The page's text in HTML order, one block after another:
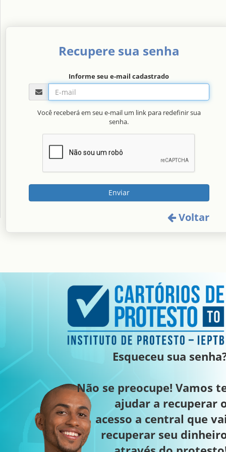
Esqueceu sua
Não se preocupe! Vamos
ajudar a recuperar
acesso a central que
recuperar seu
Recupere sua senha
Informe seu e-mail cadastrado
Você receberá em seu e-mail um link para redefinir sua
senha.
Enviar
Voltar